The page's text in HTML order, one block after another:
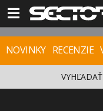
NOVINKY RECENZIE
VYHĽADAŤ